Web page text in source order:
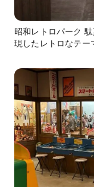
昭和レトロパーク
現したレトロなテー